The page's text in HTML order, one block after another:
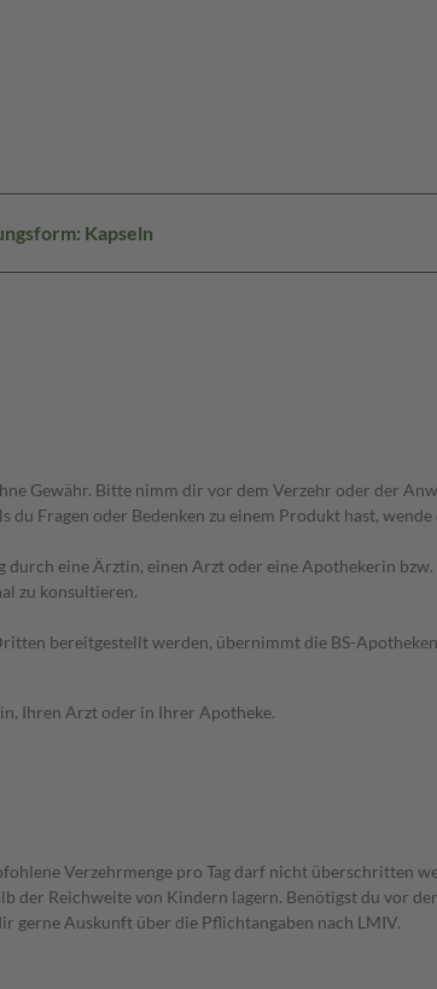
Kapseln
Gewähr. Bitte nimm dir vor dem Verzehr oder der
Fragen oder Bedenken zu einem Produkt hast,
eine Ärztin, einen Arzt oder eine Apothekerin
zu konsultieren.
bereitgestellt werden, übernimmt die BS-
Ihren Arzt oder in Ihrer Apotheke.
Verzehrmenge pro Tag darf nicht überschritten
der Reichweite von Kindern lagern. Benötigst du vor
gerne Auskunft über die Pflichtangaben nach LMIV.